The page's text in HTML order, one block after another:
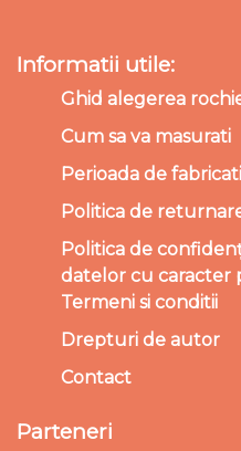
Informatii utile:
Ghid alegerea
Cum sa va masurati
Perioada de
Politica de
Politica de
datelor cu caracter
Termeni si conditii
Drepturi de autor
Contact
Parteneri